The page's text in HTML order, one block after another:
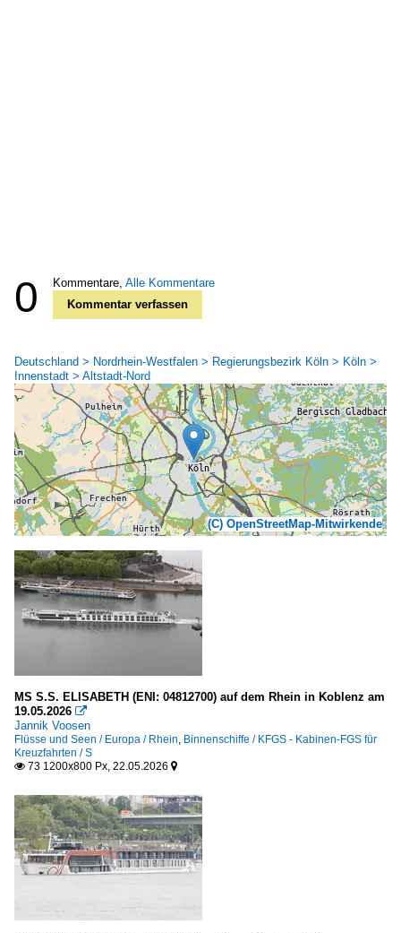
0 Kommentare, Alle Kommentare
Kommentar verfassen
Deutschland > Nordrhein-Westfalen > Regierungsbezirk Köln > Köln >
Innenstadt > Altstadt-Nord
(C) OpenStreetMap-Mitwirkende
MS S.S. ELISABETH (ENI: 04812700) auf dem Rhein in Koblenz am
19.05.2026 
Jannik Voosen
Flüsse und Seen / Europa / Rhein, Binnenschiffe / KFGS - Kabinen-FGS für
Kreuzfahrten / S
 73 1200x800 Px, 22.05.2026 